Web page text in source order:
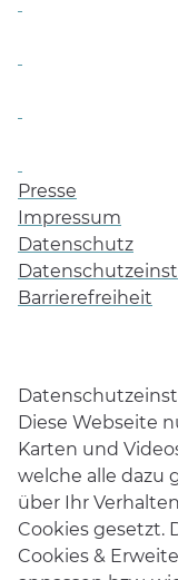
Presse
Impressum
Datenschutz
Barrierefreiheit
Diese Webseite
Karten und
welche alle dazu
über Ihr
Cookies gesetzt.
Cookies &